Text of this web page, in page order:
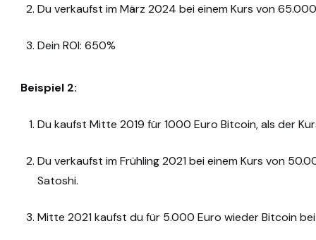
Du verkaufst im März 2024 bei einem Kurs von
Dein ROI: 650%
Beispiel 2:
Du kaufst Mitte 2019 für 1000 Euro Bitcoin, als der
Du verkaufst im Frühling 2021 bei einem Kurs von
Satoshi.
Mitte 2021 kaufst du für 5.000 Euro wieder Bitcoin